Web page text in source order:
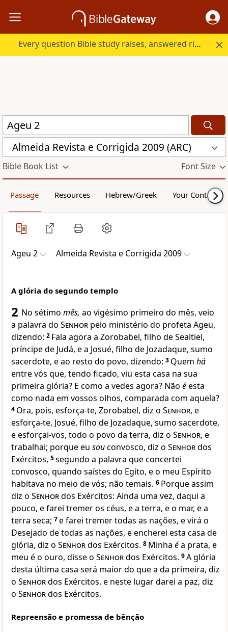
Every question Bible study raises, answered right here.
Almeida Revista e Corrigida 2009 (ARC)
Bible Book List Font Size
Passage Resources Hebrew/Greek Your Content
Ageu 2 Almeida Revista e Corrigida 2009
A glória do segundo templo
2 No sétimo mês, ao vigésimo primeiro do mês, veio
a palavra do Senhor pelo ministério do profeta Ageu,
dizendo: 2 Fala agora a Zorobabel, filho de Sealtiel,
príncipe de Judá, e a Josué, filho de Jozadaque, sumo
sacerdote, e ao resto do povo, dizendo: 3 Quem há
entre vós que, tendo ficado, viu esta casa na sua
primeira glória? E como a vedes agora? Não éesta
como nada em vossos olhos, comparada com aquela?
4 Ora, pois, esforça-te, Zorobabel, diz o Senhor, e
esforça-te, Josué, filho de Jozadaque, sumo sacerdote,
e esforçai-vos, todo o povo da terra, diz o Senhor, e
trabalhai; porque eu souconvosco, diz o Senhordos
Exércitos, 5segundo a palavra que concertei
convosco, quando saístes do Egito, e o meu Espírito
habitava no meio de vós; não temais. 6 Porque assim
diz o Senhordos Exércitos: Ainda uma vez, daqui a
pouco, e farei tremer os céus, e a terra, e o mar, e a
terra seca; 7e farei tremer todas as nações, e virá o
Desejado de todas as nações, e encherei esta casa de
glória, diz o Senhordos Exércitos. 8 Minha éa prata, e
meu é o ouro, disse o Senhordos Exércitos. 9A glória
desta última casa será maior do que a da primeira, diz
o Senhordos Exércitos, e neste lugar darei a paz, diz
o Senhordos Exércitos.
Repreensão e promessa de bênção